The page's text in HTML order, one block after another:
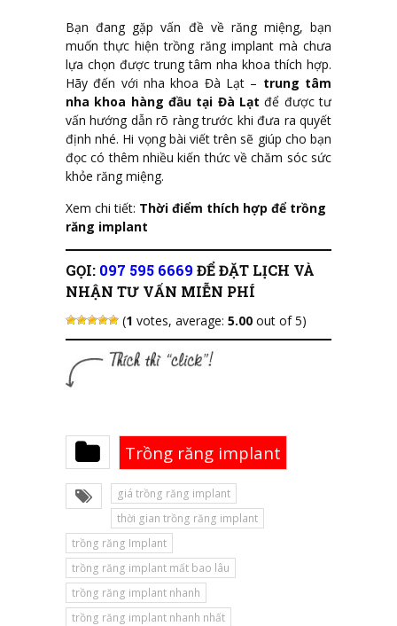
Bạn đang gặp vấn đề về răng miệng, bạn
muốn thực hiện trồng răng implant mà chưa
lựa chọn được trung tâm nha khoa thích hợp.
Hãy đến với nha khoa Đà Lạt – trung tâm
nha khoa hàng đầu tại Đà Lạt để được tư
vấn hướng dẫn rõ ràng trước khi đưa ra quyết
định nhé. Hi vọng bài viết trên sẽ giúp cho bạn
đọc có thêm nhiều kiến thức về chăm sóc sức
khỏe răng miệng.
Xem chi tiết: Thời điểm thích hợp để trồng
răng implant
GỌI: 097 595 6669 ĐỂ ĐẶT LỊCH VÀ
NHẬN TƯ VẤN MIỄN PHÍ
(1 votes, average: 5.00 out of 5)
Trồng răng implant
giá trồng răng implant
thời gian trồng răng implant
trồng răng Implant
trồng răng implant mất bao lâu
trồng răng implant nhanh
trồng răng implant nhanh nhất